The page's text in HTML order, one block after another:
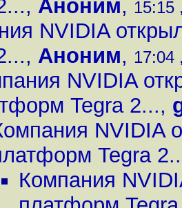
, Аноним, 15:15
NVIDIA
, Аноним, 17:04
NVIDIA
Tegra 2...,
NVIDIA
Tegra
Компания